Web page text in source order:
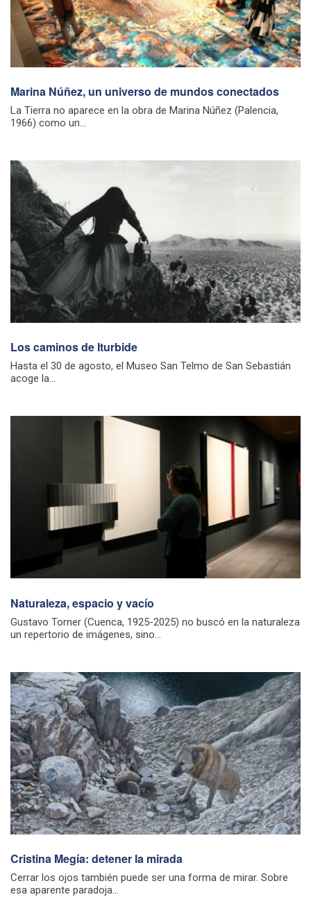
Marina Núñez, un universo de mundos conectados
La Tierra no aparece en la obra de Marina Núñez (Palencia,
1966) como un...
Los caminos de Iturbide
Hasta el 30 de agosto, el Museo San Telmo de San Sebastián
acoge la...
Naturaleza, espacio y vacío
Gustavo Torner (Cuenca, 1925-2025) no buscó en la naturaleza
un repertorio de imágenes, sino...
Cristina Megía: detener la mirada
Cerrar los ojos también puede ser una forma de mirar. Sobre
esa aparente paradoja...